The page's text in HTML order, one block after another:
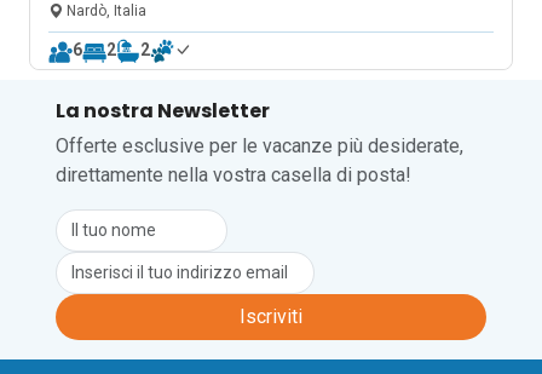
Nardò, Italia
6 2 2
La nostra Newsletter
Offerte esclusive per le vacanze più desiderate,
direttamente nella vostra casella di posta!
Iscriviti